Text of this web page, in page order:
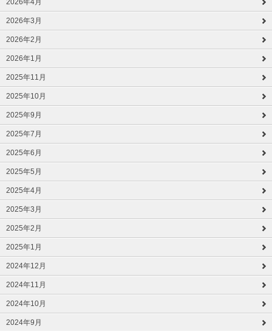
2026年4月
2026年3月
2026年2月
2026年1月
2025年11月
2025年10月
2025年9月
2025年7月
2025年6月
2025年5月
2025年4月
2025年3月
2025年2月
2025年1月
2024年12月
2024年11月
2024年10月
2024年9月